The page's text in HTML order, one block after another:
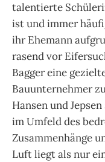
talentierte
ist und immer
ihr Ehemann
rasend vor
Bagger eine
Bauunternehmer
Hansen und
im Umfeld des
Zusammenhänge
Luft liegt als nur